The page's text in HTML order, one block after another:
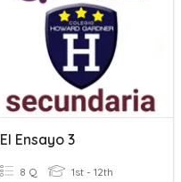
El Ensayo 3
8 Q 1st - 12th